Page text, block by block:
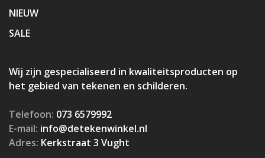
NIEUW
SALE
Wij zijn gespecialiseerd in kwaliteitsproducten op
het gebied van tekenen en schilderen.
Telefoon: 073 6579992
E-mail: info@detekenwinkel.nl
Adres: Kerkstraat 3 Vught